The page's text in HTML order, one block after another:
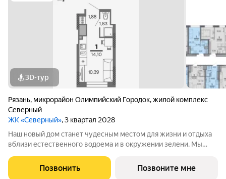
3D-тур
Рязань, микрорайон Олимпийский Городок,жилой комплекс
Северный
ЖК «Северный», 3 квартал 2028
Наш новый дом станет чудесным местом для жизни и отдыха
вблизи естественного водоема и в окружении зелени. Мы
небольших студий, в которых можно начать свою
студенческую самостоятельную жизнь до
Позвонить Позвоните мне